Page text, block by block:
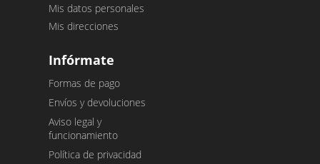
Mis datos personales
Mis direcciones
Infórmate
Formas de pago
Envíos y devoluciones
Aviso legal y
funcionamiento
Política de privacidad